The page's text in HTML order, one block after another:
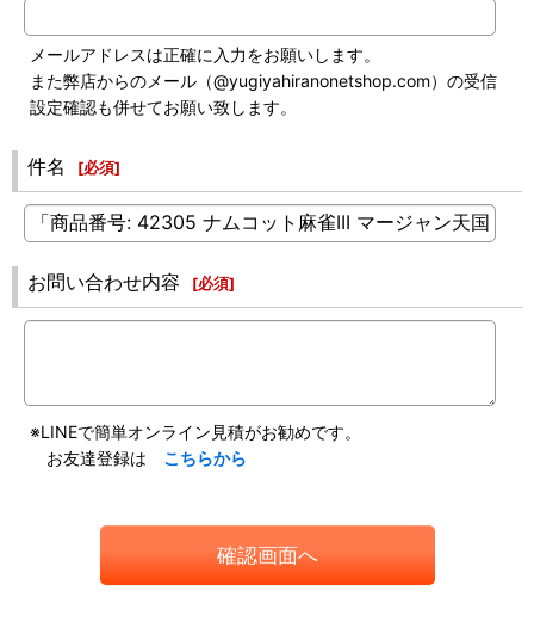
メールアドレスは正確に入力をお願いします。
また弊店からのメール（@yugiyahiranonetshop.com）の受信
設定確認も併せてお願い致します。
件名 [必須]
お問い合わせ内容 [必須]
※LINEで簡単オンライン見積がお勧めです。
お友達登録は こちらから
確認画面へ